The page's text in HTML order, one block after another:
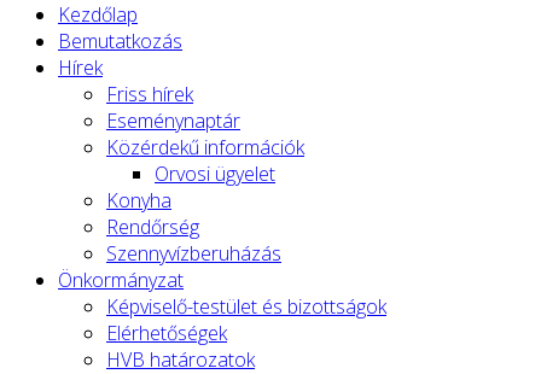
Kezdőlap
Bemutatkozás
Hírek
Friss hírek
Eseménynaptár
Közérdekű információk
Orvosi ügyelet
Konyha
Rendőrség
Szennyvízberuházás
Önkormányzat
Képviselő-testület és bizottságok
Elérhetőségek
HVB határozatok